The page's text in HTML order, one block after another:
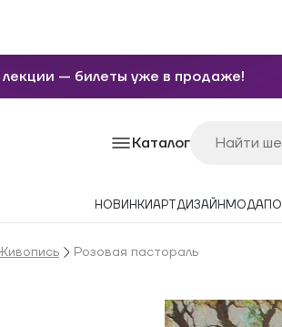
— билеты уже в продаже!
Каталог
НОВИНКИАРТДИЗАЙН МОДА
Розовая пастораль